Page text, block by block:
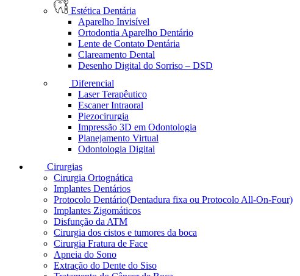
Estética Dentária
Aparelho Invisível
Ortodontia Aparelho Dentário
Lente de Contato Dentária
Clareamento Dental
Desenho Digital do Sorriso – DSD
Diferencial
Laser Terapêutico
Escaner Intraoral
Piezocirurgia
Impressão 3D em Odontologia
Planejamento Virtual
Odontologia Digital
Cirurgias
Cirurgia Ortognática
Implantes Dentários
Protocolo Dentário(Dentadura fixa ou Protocolo All-On-Four)
Implantes Zigomáticos
Disfunção da ATM
Cirurgia dos cistos e tumores da boca
Cirurgia Fratura de Face
Apneia do Sono
Extração do Dente do Siso